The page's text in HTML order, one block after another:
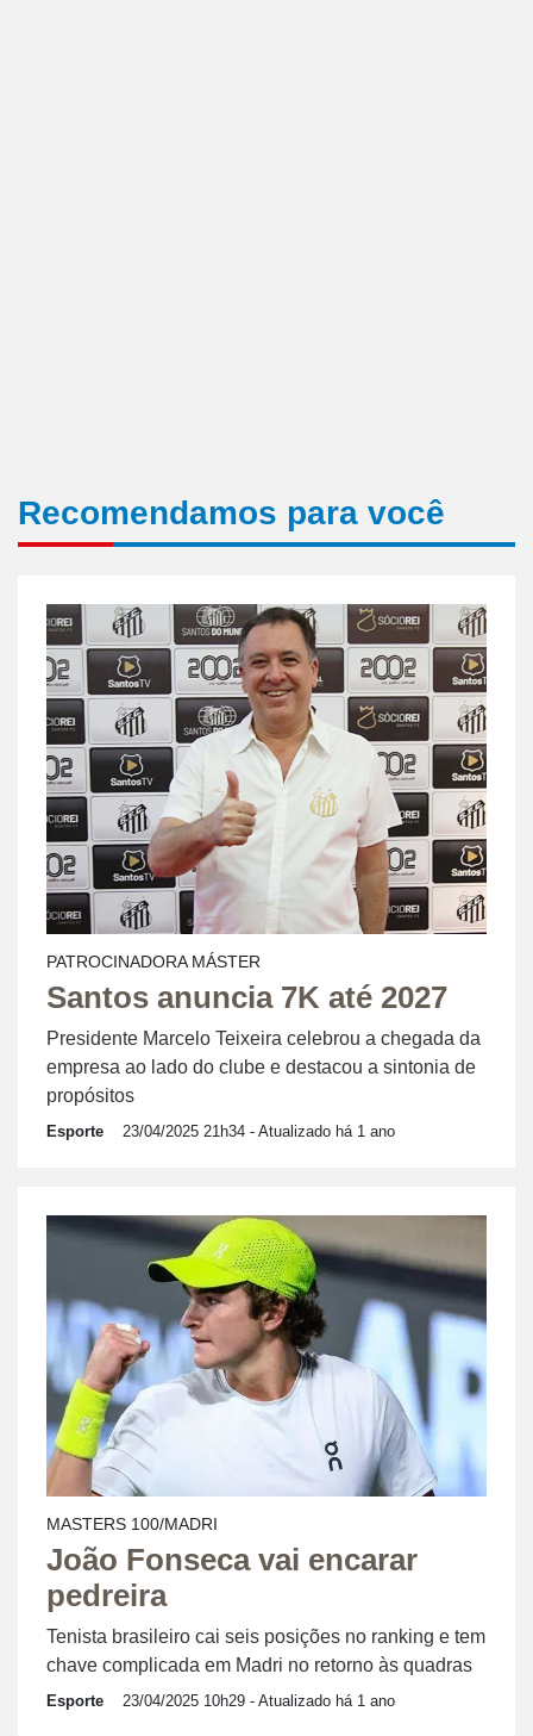
Recomendamos para você
PATROCINADORA MÁSTER
Santos anuncia 7K até 2027
Presidente Marcelo Teixeira celebrou a chegada da
empresa ao lado do clube e destacou a sintonia de
propósitos
Esporte 23/04/2025 21h34 - Atualizado há 1 ano
MASTERS 100/MADRI
João Fonseca vai encarar
pedreira
Tenista brasileiro cai seis posições no ranking e tem
chave complicada em Madri no retorno às quadras
Esporte 23/04/2025 10h29 - Atualizado há 1 ano